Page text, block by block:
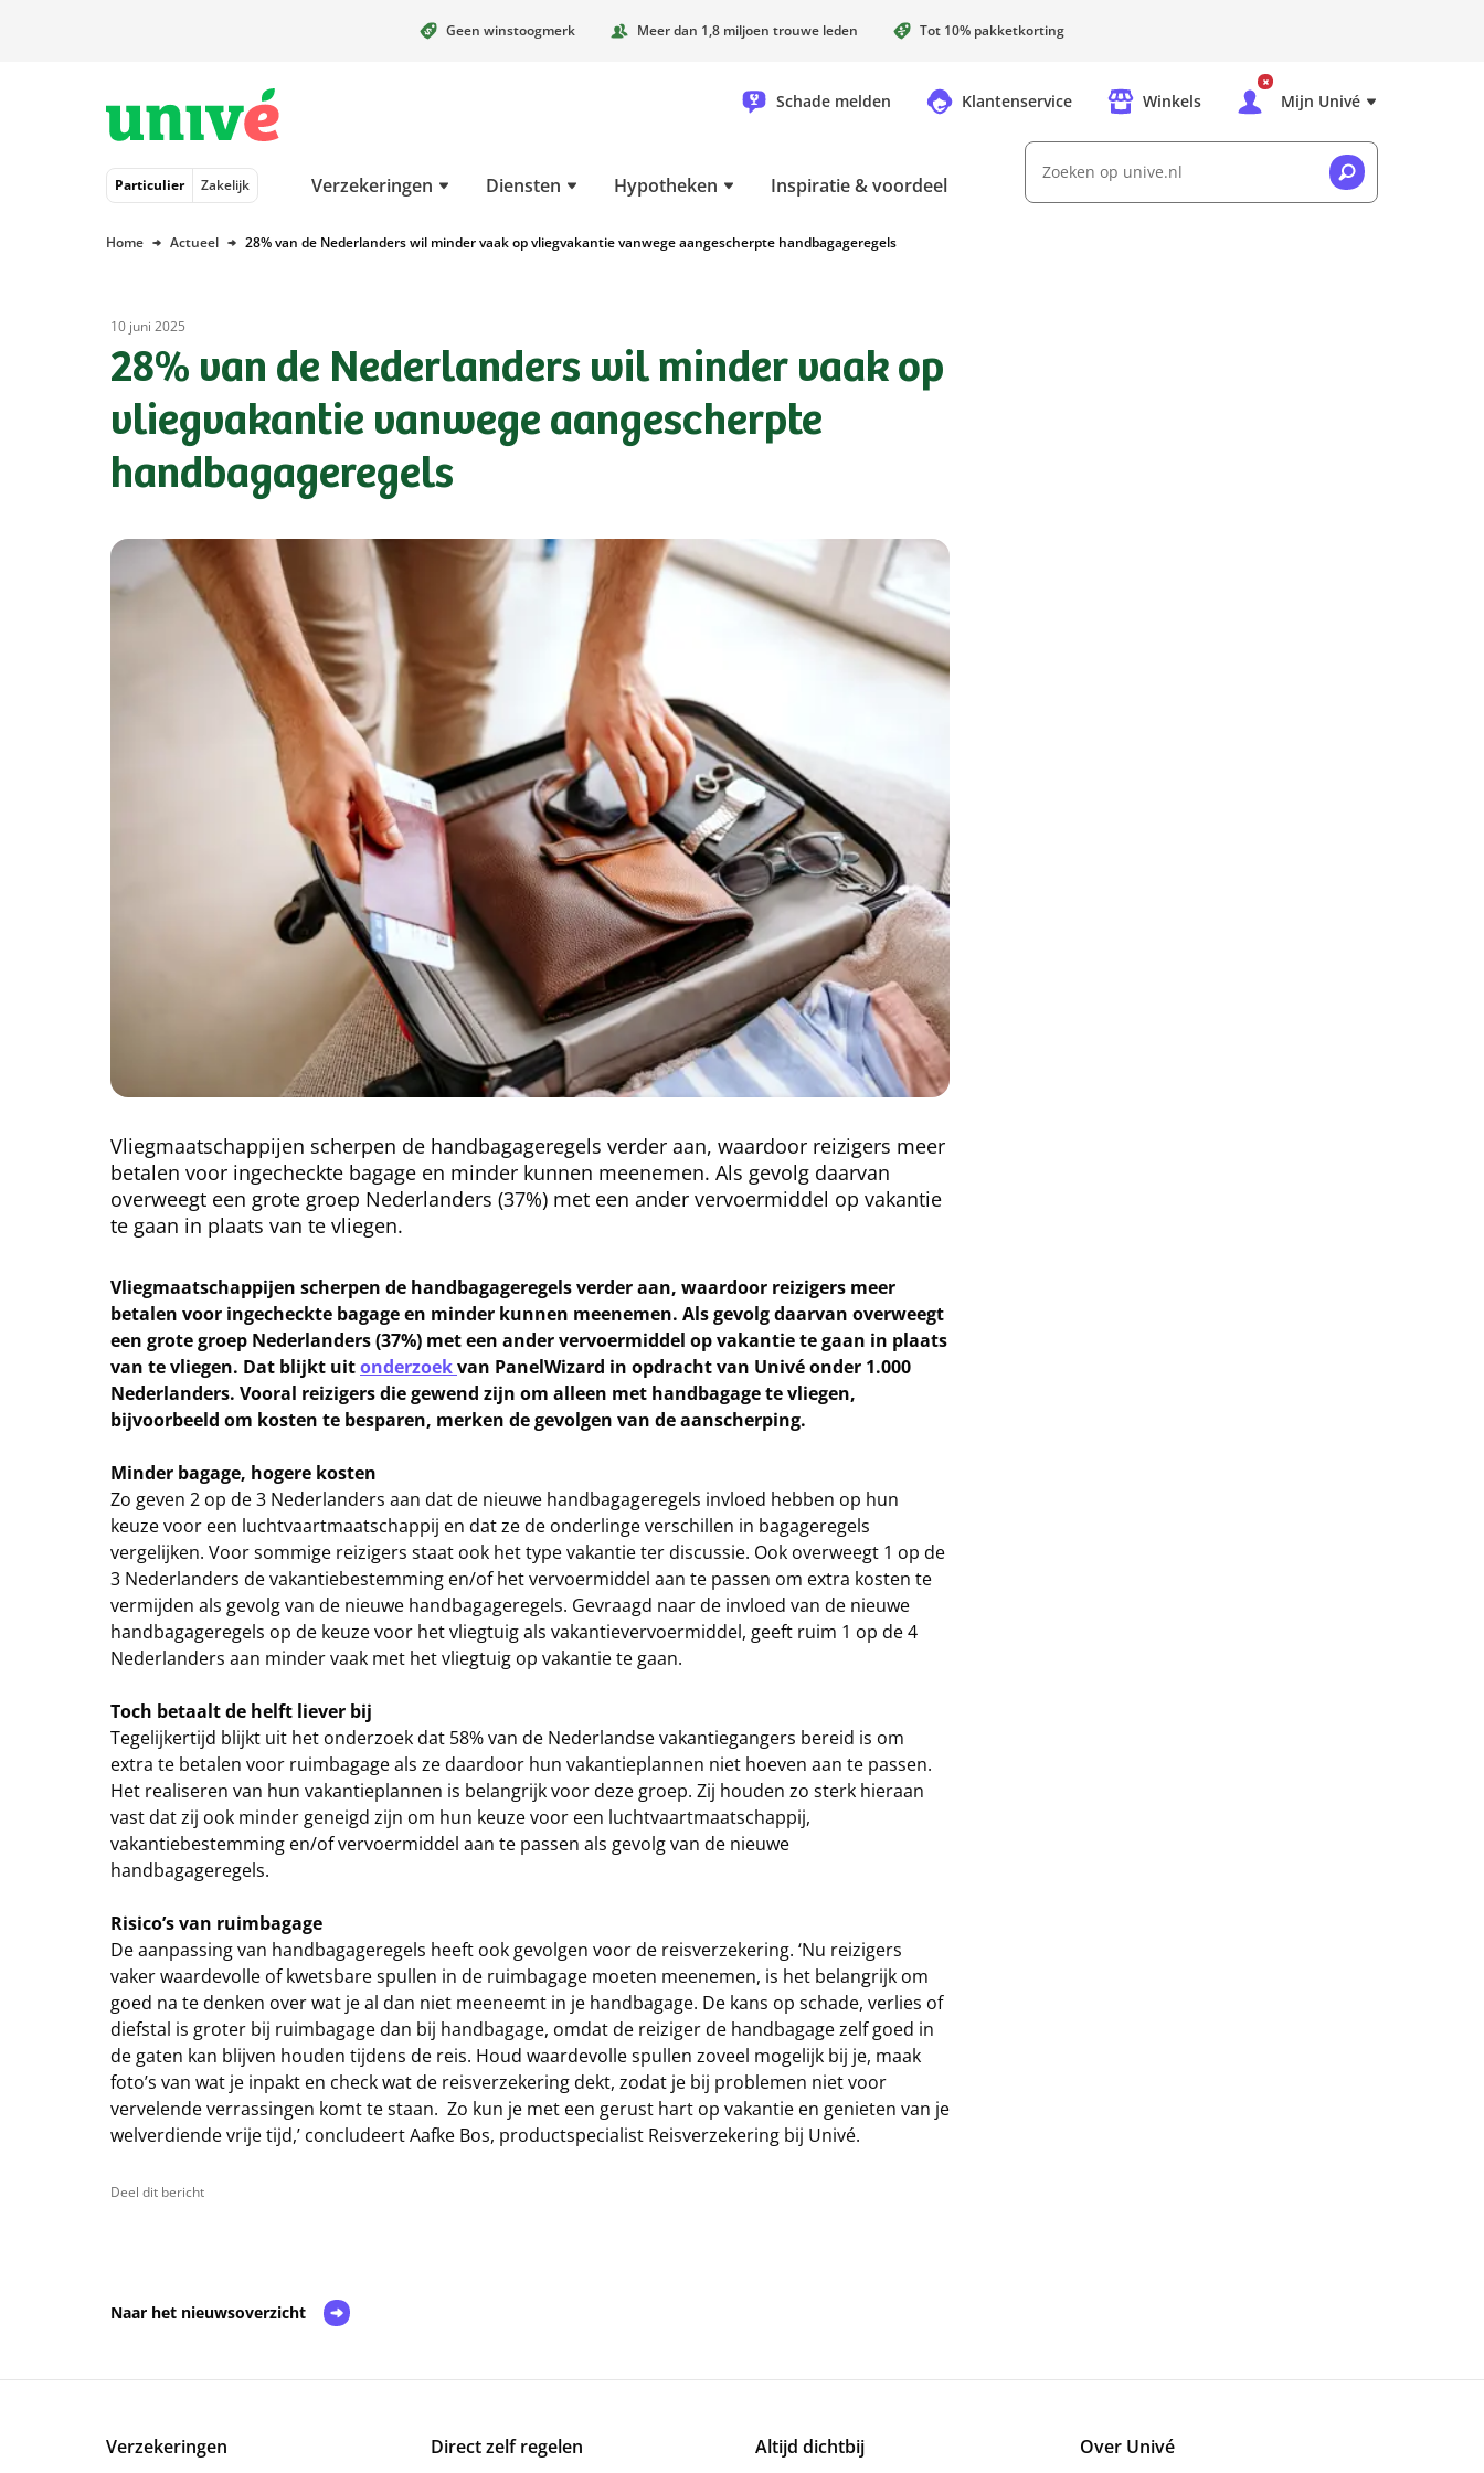
Geen winstoogmerk Meer dan 1,8 miljoen trouwe leden Tot 10% pakketkorting
Schade melden Klantenservice Winkels Mijn Univé
Particulier Zakelijk Verzekeringen Diensten Hypotheken Inspiratie & voordeel
Zoeken op unive.nl
Home Actueel 28% van de Nederlanders wil minder vaak op vliegvakantie vanwege aangescherpte handbagageregels
10 juni 2025
28% van de Nederlanders wil minder vaak op
vliegvakantie vanwege aangescherpte
handbagageregels
Vliegmaatschappijen scherpen de handbagageregels verder aan, waardoor reizigers meer
betalen voor ingecheckte bagage en minder kunnen meenemen. Als gevolg daarvan
overweegt een grote groep Nederlanders (37%) met een ander vervoermiddel op vakantie
te gaan in plaats van te vliegen.
Vliegmaatschappijen scherpen de handbagageregels verder aan, waardoor reizigers meer
betalen voor ingecheckte bagage en minder kunnen meenemen. Als gevolg daarvan overweegt
een grote groep Nederlanders (37%) met een ander vervoermiddel op vakantie te gaan in plaats
van te vliegen. Dat blijkt uitonderzoekvan PanelWizard in opdracht van Univé onder 1.000
Nederlanders. Vooral reizigers die gewend zijn om alleen met handbagage te vliegen,
bijvoorbeeld om kosten te besparen, merken de gevolgen van de aanscherping.
Minder bagage, hogere kosten
Zo geven 2 op de 3 Nederlanders aan dat de nieuwe handbagageregels invloed hebben op hun
keuze voor een luchtvaartmaatschappij en dat ze de onderlinge verschillen in bagageregels
vergelijken. Voor sommige reizigers staat ook het type vakantie ter discussie. Ook overweegt 1 op de
3 Nederlanders de vakantiebestemming en/of het vervoermiddel aan te passen om extra kosten te
vermijden als gevolg van de nieuwe handbagageregels. Gevraagd naar de invloed van de nieuwe
handbagageregels op de keuze voor het vliegtuig als vakantievervoermiddel, geeft ruim 1 op de 4
Nederlanders aan minder vaak met het vliegtuig op vakantie te gaan.
Toch betaalt de helft liever bij
Tegelijkertijd blijkt uit het onderzoek dat 58% van de Nederlandse vakantiegangers bereid is om
extra te betalen voor ruimbagage als ze daardoor hun vakantieplannen niet hoeven aan te passen.
Het realiseren van hun vakantieplannen is belangrijk voor deze groep. Zij houden zo sterk hieraan
vast dat zij ook minder geneigd zijn om hun keuze voor een luchtvaartmaatschappij,
vakantiebestemming en/of vervoermiddel aan te passen als gevolg van de nieuwe
handbagageregels.
Risico’s van ruimbagage
De aanpassing van handbagageregels heeft ook gevolgen voor de reisverzekering. ‘Nu reizigers
vaker waardevolle of kwetsbare spullen in de ruimbagage moeten meenemen, is het belangrijk om
goed na te denken over wat je al dan niet meeneemt in je handbagage. De kans op schade, verlies of
diefstal is groter bij ruimbagage dan bij handbagage, omdat de reiziger de handbagage zelf goed in
de gaten kan blijven houden tijdens de reis. Houd waardevolle spullen zoveel mogelijk bij je, maak
foto’s van wat je inpakt en check wat de reisverzekering dekt, zodat je bij problemen niet voor
vervelende verrassingen komt te staan. Zo kun je met een gerust hart op vakantie en genieten van je
welverdiende vrije tijd,’ concludeert Aafke Bos, productspecialist Reisverzekering bij Univé.
Deel dit bericht
Naar het nieuwsoverzicht
Verzekeringen Direct zelf regelen Altijd dichtbij Over Univé